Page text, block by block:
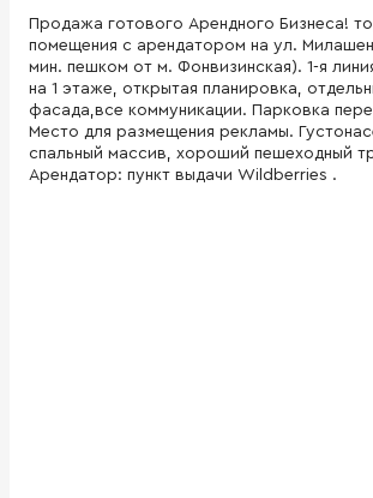
Продажа готового Арендного Бизнеса!
помещения с арендатором на ул.
мин. пешком от м. Фонвизинская). 1-я
на 1 этаже, открытая планировка,
фасада,все коммуникации. Парковка
Место для размещения рекламы.
спальный массив, хороший пешеходный
Арендатор: пункт выдачи Wildberries .